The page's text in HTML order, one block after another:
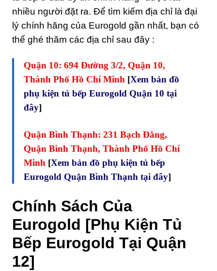
nhiều người đặt ra. Để tìm kiếm địa chỉ là đại
lý chính hãng của Eurogold gần nhất, bạn có
thể ghé thăm các địa chỉ sau đây :
Quận 10: 694 Đường 3/2, Quận 10,
Thành Phố Hồ Chí Minh [Xem bản đồ
phụ kiện tủ bếp Eurogold Quận 10 tại
đây]
Quận Bình Thạnh: 231 Bạch Đằng,
Quận Bình Thạnh, Thành Phố Hồ Chí
Minh [Xem bản đồ phụ kiện tủ bếp
Eurogold Quận Bình Thạnh tại đây]
Chính Sách Của
Eurogold [Phụ Kiện Tủ
Bếp Eurogold Tại Quận
12]